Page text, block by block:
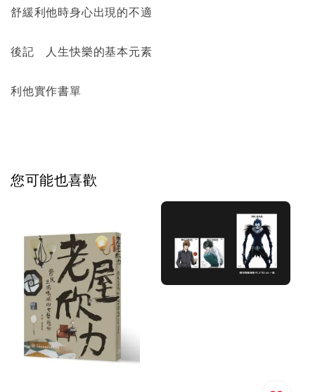
舒緩利他時身心出現的不適
後記 人生快樂的基本元素
利他實作書單
您可能也喜歡